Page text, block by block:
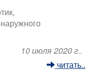
10 июля 2020 г..
читать..